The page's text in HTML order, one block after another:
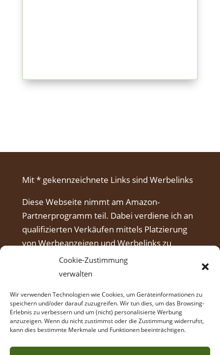
Cookie-Zustimmung
verwalten
Wir verwenden Technologien wie Cookies, um Geräteinformationen zu
speichern und/oder darauf zuzugreifen. Wir tun dies, um das Browsing-
Erlebnis zu verbessern und um (nicht) personalisierte Werbung
anzuzeigen. Wenn du nicht zustimmst oder die Zustimmung widerrufst,
kann dies bestimmte Merkmale und Funktionen beeinträchtigen.
Mit * gekennzeichnete Links sind Werbelinks
Diese Webseite nimmt am Amazon-
Partnerprogramm teil. Dabei verdiene ich an
qualifizierten Verkäufen mittels Platzierung
von Werbeanzeigen und Werbelinks zu